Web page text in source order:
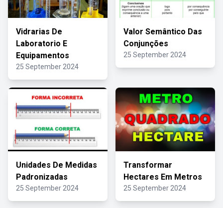
Vidrarias De
Laboratorio E
Equipamentos
25 September 2024
Valor Semântico Das
Conjunções
25 September 2024
Unidades De Medidas
Padronizadas
25 September 2024
Transformar
Hectares Em Metros
25 September 2024